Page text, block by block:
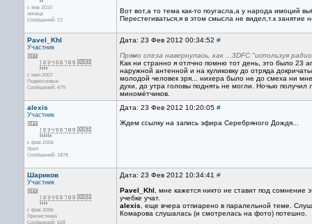
с янв 2010
липецк
Сообщений: 72
Вот вот,а то тема как-то поугасла,а у народа имоций
Перестегиваться,я в этом смысла не видел,т.к занятие
Pavel_Khl
Участник
с июл 2007
Подмосковье
Сообщений: 479
Дата: 23 Фев 2012 00:34:52 #
Прямо слеза навернулась, как ...3DFC "используя
Как ни странно я отлчно помню тот день, это было 23
наружной антенной и на куликовку до отряда
молодой человек зря... нихера было не до смеха ни
духи, до утра головы поднять не могли. Ночью получил
миномётчиков.
alexis
Участник
с фев 2006
Урал
Сообщений: 1878
Дата: 23 Фев 2012 10:20:05 #
Ждем ссылку на запись эфира Серебряного Дождя...
Шариков
Участник
с фев 2006
Пречистенка
Сообщений: 628
Дата: 23 Фев 2012 10:34:41 #
Pavel_Khl , мне кажется никто не ставит под
учебке учат.
alexis , еще вчера отпиарено в паралельной теме.
Комарова слушалась (и смотрелась на фото) потешно.